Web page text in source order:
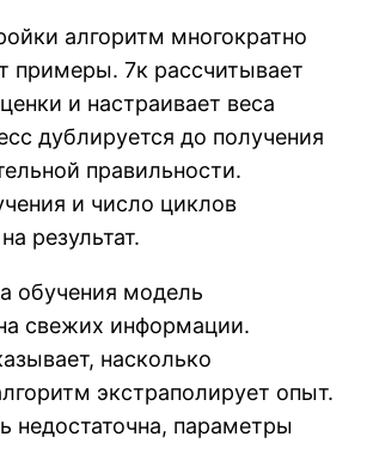
алгоритм многократно
примеры. 7к рассчитывает
и настраивает веса
дублируется до получения
правильности.
и число циклов
результат.
обучения модель
свежих информации.
насколько
экстраполирует опыт.
недостаточна, параметры